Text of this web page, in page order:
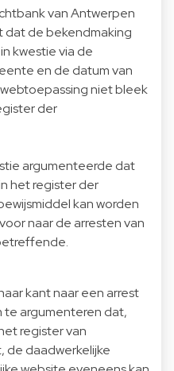
van Antwerpen
dat de bekendmaking
kwestie via de
en de datum van
niet bleek
der
argumenteerde dat
het register der
kan worden
naar de arresten van
kant naar een arrest
te argumenteren dat,
register van
daadwerkelijke